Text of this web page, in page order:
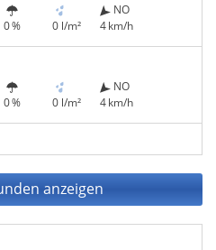
0 % 0 l/m²
NO
4 km/h
0 % 0 l/m²
NO
4 km/h
anzeigen